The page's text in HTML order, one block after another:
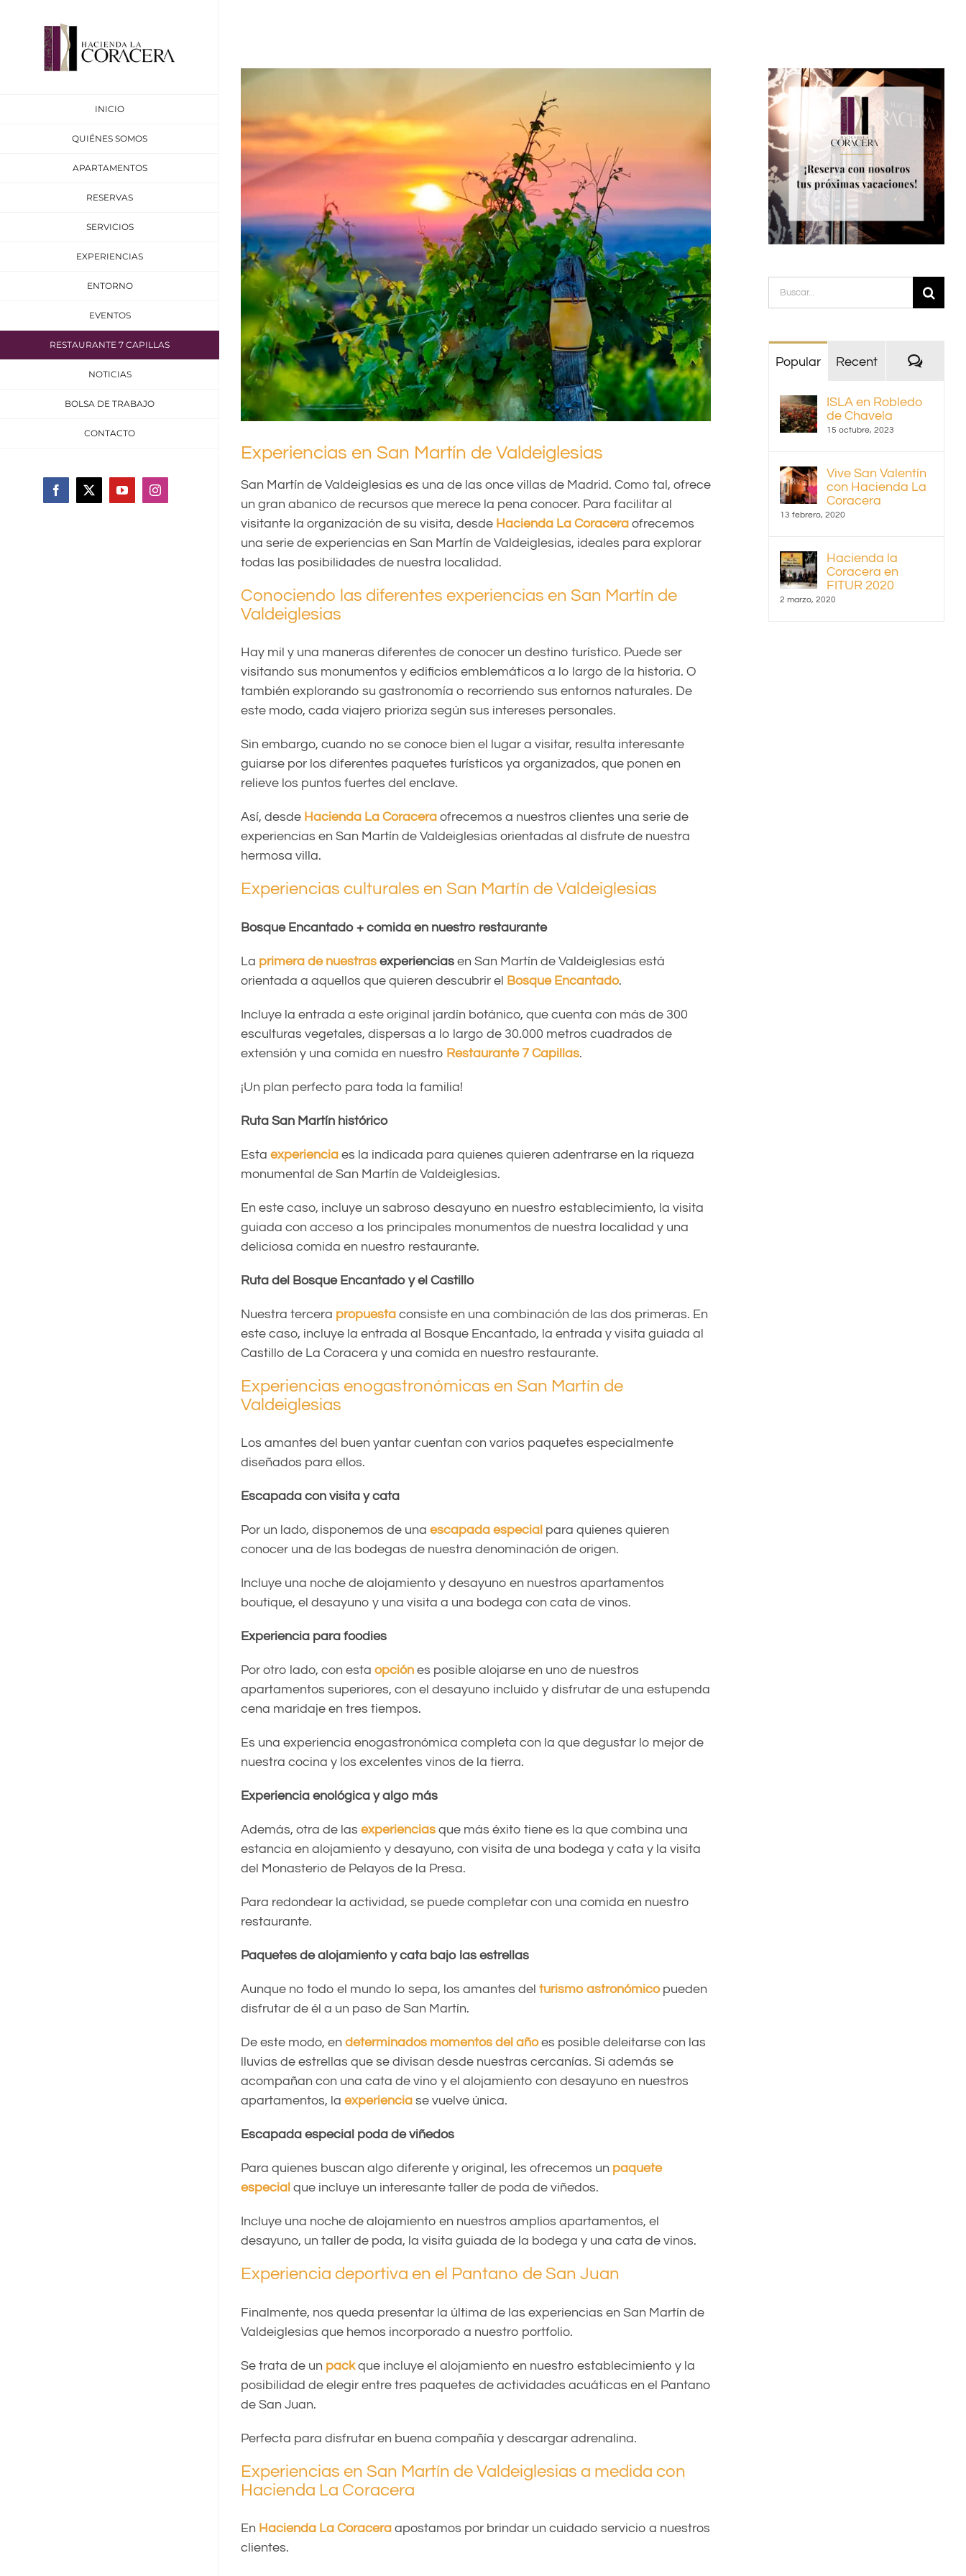
contenido
INICIO
QUIÉNES SOMOS
APARTAMENTOS
RESERVAS
SERVICIOS
EXPERIENCIAS
ENTORNO
EVENTOS
RESTAURANTE 7 CAPILLAS
NOTICIAS
BOLSA DE TRABAJO
CONTACTO
Facebook
X YouTubeInstagram
Ver
más
grande
Experiencias en San Martín de Valdeiglesias
San Martín de Valdeiglesias es una de las once villas de Madrid. Como tal, ofrece
un gran abanico de recursos que merece la pena conocer. Para facilitar al
visitante la organización de su visita, desde Hacienda La Coracera ofrecemos
una serie de experiencias en San Martín de Valdeiglesias, ideales para explorar
todas las posibilidades de nuestra localidad.
Conociendo las diferentes experiencias en San Martín de
Valdeiglesias
Hay mil y una maneras diferentes de conocer un destino turístico. Puede ser
visitando sus monumentos y edificios emblemáticos a lo largo de la historia. O
también explorando su gastronomía o recorriendo sus entornos naturales. De
este modo, cada viajero prioriza según sus intereses personales.
Sin embargo, cuando no se conoce bien el lugar a visitar, resulta interesante
guiarse por los diferentes paquetes turísticos ya organizados, que ponen en
relieve los puntos fuertes del enclave.
Así, desde Hacienda La Coracera ofrecemos a nuestros clientes una serie de
experiencias en San Martín de Valdeiglesias orientadas al disfrute de nuestra
hermosa villa.
Experiencias culturales en San Martín de Valdeiglesias
Bosque Encantado + comida en nuestro restaurante
La primera de nuestras experiencias en San Martín de Valdeiglesias está
orientada a aquellos que quieren descubrir el Bosque Encantado.
Incluye la entrada a este original jardín botánico, que cuenta con más de 300
esculturas vegetales, dispersas a lo largo de 30.000 metros cuadrados de
extensión y una comida en nuestro Restaurante 7 Capillas.
¡Un plan perfecto para toda la familia!
Ruta San Martín histórico
Esta experiencia es la indicada para quienes quieren adentrarse en la riqueza
monumental de San Martín de Valdeiglesias.
En este caso, incluye un sabroso desayuno en nuestro establecimiento, la visita
guiada con acceso a los principales monumentos de nuestra localidad y una
deliciosa comida en nuestro restaurante.
Ruta del Bosque Encantado y el Castillo
Nuestra tercera propuesta consiste en una combinación de las dos primeras. En
este caso, incluye la entrada al Bosque Encantado, la entrada y visita guiada al
Castillo de La Coracera y una comida en nuestro restaurante.
Experiencias enogastronómicas en San Martín de
Valdeiglesias
Los amantes del buen yantar cuentan con varios paquetes especialmente
diseñados para ellos.
Escapada con visita y cata
Por un lado, disponemos de una escapada especial para quienes quieren
conocer una de las bodegas de nuestra denominación de origen.
Incluye una noche de alojamiento y desayuno en nuestros apartamentos
boutique, el desayuno y una visita a una bodega con cata de vinos.
Experiencia para foodies
Por otro lado, con esta opción es posible alojarse en uno de nuestros
apartamentos superiores, con el desayuno incluido y disfrutar de una estupenda
cena maridaje en tres tiempos.
Es una experiencia enogastronómica completa con la que degustar lo mejor de
nuestra cocina y los excelentes vinos de la tierra.
Experiencia enológica y algo más
Además, otra de las experiencias que más éxito tiene es la que combina una
estancia en alojamiento y desayuno, con visita de una bodega y cata y la visita
del Monasterio de Pelayos de la Presa.
Para redondear la actividad, se puede completar con una comida en nuestro
restaurante.
Paquetes de alojamiento y cata bajo las estrellas
Aunque no todo el mundo lo sepa, los amantes del turismo astronómicopueden
disfrutar de él a un paso de San Martín.
De este modo, en determinados momentos del añoes posible deleitarse con las
lluvias de estrellas que se divisan desde nuestras cercanías. Si además se
acompañan con una cata de vino y el alojamiento con desayuno en nuestros
apartamentos, la experiencia se vuelve única.
Escapada especial poda de viñedos
Para quienes buscan algo diferente y original, les ofrecemos un paquete
especial que incluye un interesante taller de poda de viñedos.
Incluye una noche de alojamiento en nuestros amplios apartamentos, el
desayuno, un taller de poda, la visita guiada de la bodega y una cata de vinos.
Experiencia deportiva en el Pantano de San Juan
Finalmente, nos queda presentar la última de las experiencias en San Martín de
Valdeiglesias que hemos incorporado a nuestro portfolio.
Se trata de un pack que incluye el alojamiento en nuestro establecimiento y la
posibilidad de elegir entre tres paquetes de actividades acuáticas en el Pantano
de San Juan.
Perfecta para disfrutar en buena compañía y descargar adrenalina.
Experiencias en San Martín de Valdeiglesias a medida con
Hacienda La Coracera
En Hacienda La Coracera apostamos por brindar un cuidado servicio a nuestros
clientes.
Popular Recent
ISLA en Robledo
de Chavela
15 octubre, 2023
Vive San Valentín
con Hacienda La
Coracera
13 febrero, 2020
Hacienda la
Coracera en
FITUR 2020
2 marzo, 2020